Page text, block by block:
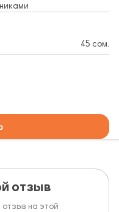
45 сом.
отзыв
отзыв на этой